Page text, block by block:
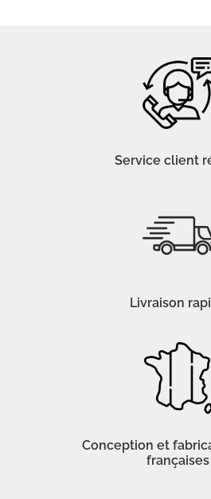
Service client
Livraison
Conception et
françaises